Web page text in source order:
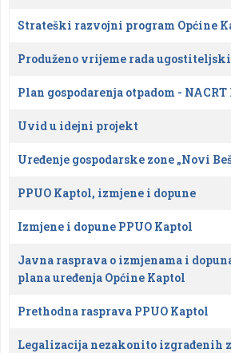
Strateški razvojni program Općine
Produženo vrijeme rada
Plan gospodarenja otpadom - NACRT
Uvid u idejni projekt
Uređenje gospodarske zone „Novi
PPUO Kaptol, izmjene i dopune
Izmjene i dopune PPUO Kaptol
Javna rasprava o izmjenama i
plana uređenja Općine Kaptol
Prethodna rasprava PPUO Kaptol
Legalizacija nezakonito izgrađenih